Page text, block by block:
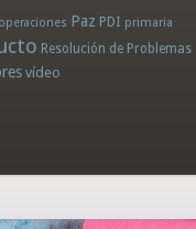
operaciones Paz PDI primaria
Resolución de Problemas
vídeo